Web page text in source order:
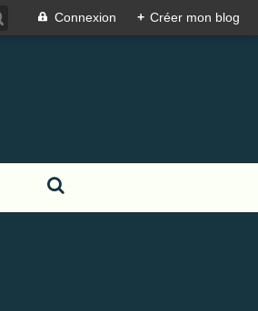
Connexion + Créer mon blog